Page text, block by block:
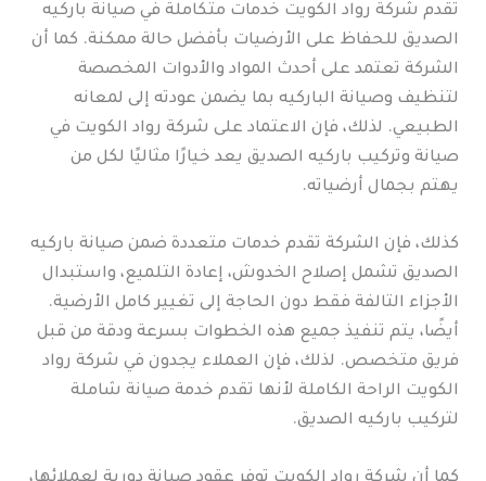
تقدم شركة رواد الكويت خدمات متكاملة في صيانة باركيه
الصديق للحفاظ على الأرضيات بأفضل حالة ممكنة. كما أن
الشركة تعتمد على أحدث المواد والأدوات المخصصة
لتنظيف وصيانة الباركيه بما يضمن عودته إلى لمعانه
الطبيعي. لذلك، فإن الاعتماد على شركة رواد الكويت في
صيانة وتركيب باركيه الصديق يعد خيارًا مثاليًا لكل من
يهتم بجمال أرضياته.
كذلك، فإن الشركة تقدم خدمات متعددة ضمن صيانة باركيه
الصديق تشمل إصلاح الخدوش، إعادة التلميع، واستبدال
الأجزاء التالفة فقط دون الحاجة إلى تغيير كامل الأرضية.
أيضًا، يتم تنفيذ جميع هذه الخطوات بسرعة ودقة من قبل
فريق متخصص. لذلك، فإن العملاء يجدون في شركة رواد
الكويت الراحة الكاملة لأنها تقدم خدمة صيانة شاملة
لتركيب باركيه الصديق.